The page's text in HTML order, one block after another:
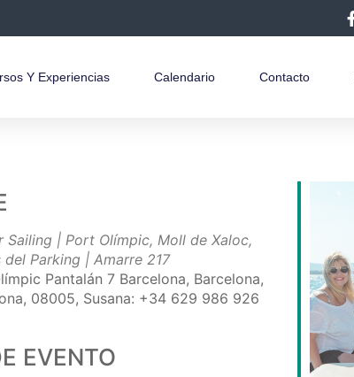
Y Experiencias Calendario Contacto
Sailing | Port Olímpic, Moll de Xaloc,
del Parking | Amarre 217
Pantalán 7 Barcelona, Barcelona,
08005, Susana: +34 629 986 926
EVENTO